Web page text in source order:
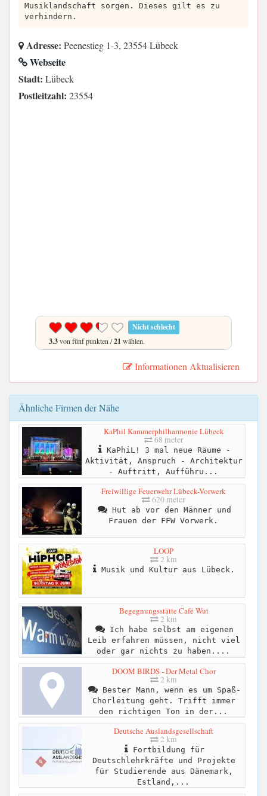
Musiklandschaft sorgen. Dieses gilt es zu
verhindern.
Adresse: Peenestieg 1-3, 23554 Lübeck
Webseite
Stadt: Lübeck
Postleitzahl: 23554
Nicht schlecht
3.3von fünf punkten /21 wählen.
Informationen Aktualisieren
Ähnliche Firmen der Nähe
KaPhil Kammerphilharmonie Lübeck
68 meter
KaPhiL! 3 mal neue Räume -
Aktivität, Anspruch - Architektur
- Auftritt, Aufführu...
Freiwillige Feuerwehr Lübeck-Vorwerk
620 meter
Hut ab vor den Männer und
Frauen der FFW Vorwerk.
LOOP
2 km
Musik und Kultur aus Lübeck.
Begegnungsstätte Café Wut
2 km
Ich habe selbst am eigenen
Leib erfahren müssen, nicht viel
oder gar nichts zu haben....
DOOM BIRDS - Der Metal Chor
2 km
Bester Mann, wenn es um Spaß-
Chorleitung geht. Trifft immer
den richtigen Ton in der...
Deutsche Auslandsgesellschaft
2 km
Fortbildung für
Deutschlehrkräfte und Projekte
für Studierende aus Dänemark,
Estland,...